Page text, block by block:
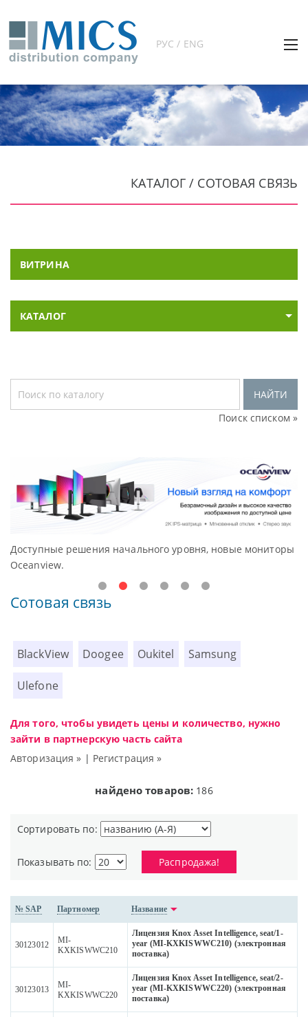
РУС / ENG
КАТАЛОГ / СОТОВАЯ СВЯЗЬ
ВИТРИНА
КАТАЛОГ
НАЙТИ
Поиск списком »
Доступные решения начального уровня, новые мониторы
Oceanview.
Сотовая связь
BlackView Doogee Oukitel Samsung
Ulefone
Для того, чтобы увидеть цены и количество, нужно
зайти в партнерскую часть сайта
Авторизация » | Регистрация »
найдено товаров: 186
Сортировать по:
Показывать по: Распродажа!
№ SAP Партномер Название
30123012
MI-
KXKISWWC210
Лицензия Knox Asset Intelligence, seat/1-
year (MI-KXKISWWC210) (электронная
поставка)
30123013
MI-
KXKISWWC220
Лицензия Knox Asset Intelligence, seat/2-
year (MI-KXKISWWC220) (электронная
поставка)